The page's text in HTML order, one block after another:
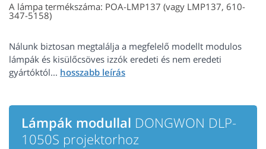
A lámpa termékszáma: POA-LMP137 (vagy LMP137, 610-
347-5158)
Nálunk biztosan megtalálja a megfelelő modellt modulos
lámpák és kisülőcsöves izzók eredeti és nem eredeti
gyártóktól...
Lámpák modullal DONGWON DLP-
1050S projektorhoz